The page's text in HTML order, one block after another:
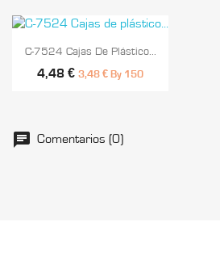
Vista rápida
C-7524 Cajas De Plástico...
4,48 € 3,48 € By 150
Comentarios (0)